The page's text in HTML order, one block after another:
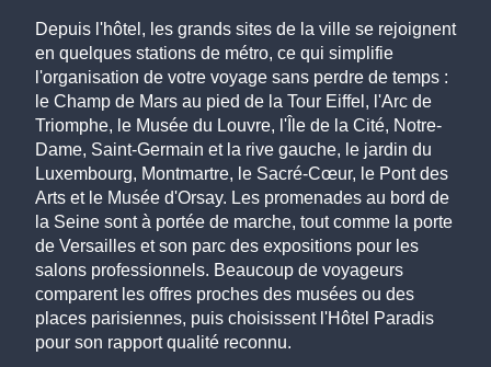
Depuis l'hôtel, les grands sites de la ville se rejoignent
en quelques stations de métro, ce qui simplifie
l'organisation de votre voyage sans perdre de temps :
le Champ de Mars au pied de la Tour Eiffel, l'Arc de
Triomphe, le Musée du Louvre, l'Île de la Cité, Notre-
Dame, Saint-Germain et la rive gauche, le jardin du
Luxembourg, Montmartre, le Sacré-Cœur, le Pont des
Arts et le Musée d'Orsay. Les promenades au bord de
la Seine sont à portée de marche, tout comme la porte
de Versailles et son parc des expositions pour les
salons professionnels. Beaucoup de voyageurs
comparent les offres proches des musées ou des
places parisiennes, puis choisissent l'Hôtel Paradis
pour son rapport qualité reconnu.